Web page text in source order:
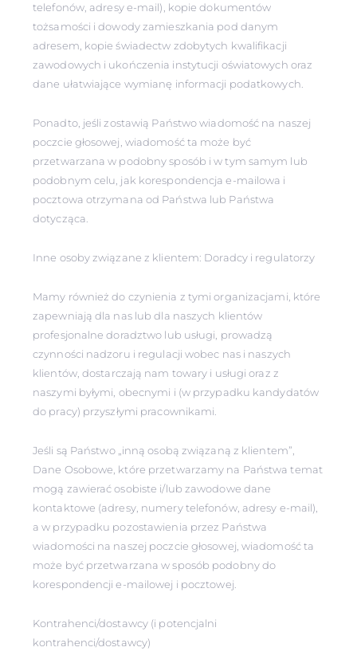
telefonów, adresy e-mail), kopie dokumentów
tożsamości i dowody zamieszkania pod danym
adresem, kopie świadectw zdobytych kwalifikacji
zawodowych i ukończenia instytucji oświatowych oraz
dane ułatwiające wymianę informacji podatkowych.
Ponadto, jeśli zostawią Państwo wiadomość na naszej
poczcie głosowej, wiadomość ta może być
przetwarzana w podobny sposób i w tym samym lub
podobnym celu, jak korespondencja e-mailowa i
pocztowa otrzymana od Państwa lub Państwa
dotycząca.
Inne osoby związane z klientem: Doradcy i regulatorzy
Mamy również do czynienia z tymi organizacjami, które
zapewniają dla nas lub dla naszych klientów
profesjonalne doradztwo lub usługi, prowadzą
czynności nadzoru i regulacji wobec nas i naszych
klientów, dostarczają nam towary i usługi oraz z
naszymi byłymi, obecnymi i (w przypadku kandydatów
do pracy) przyszłymi pracownikami.
Jeśli są Państwo „inną osobą związaną z klientem”,
Dane Osobowe, które przetwarzamy na Państwa temat
mogą zawierać osobiste i/lub zawodowe dane
kontaktowe (adresy, numery telefonów, adresy e-mail),
a w przypadku pozostawienia przez Państwa
wiadomości na naszej poczcie głosowej, wiadomość ta
może być przetwarzana w sposób podobny do
korespondencji e-mailowej i pocztowej.
Kontrahenci/dostawcy (i potencjalni
kontrahenci/dostawcy)